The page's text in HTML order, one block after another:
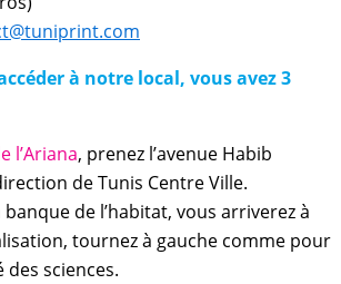
à notre local, vous avez 3
l’Ariana, prenez l’avenue Habib
de Tunis Centre Ville.
de l’habitat, vous arriverez à
tournez à gauche comme pour
des sciences.